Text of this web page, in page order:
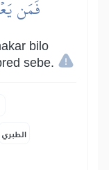
فَمَن
bilo
sebe.
الطبري